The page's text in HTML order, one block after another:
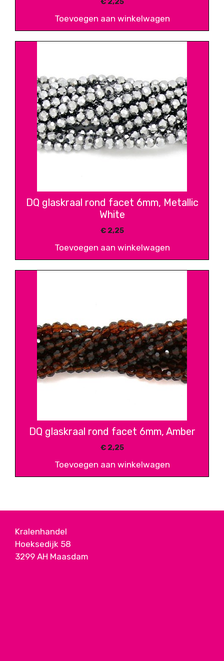
Toevoegen aan winkelwagen
DQ glaskraal rond facet 6mm, Metallic
White
€2,25
Toevoegen aan winkelwagen
DQ glaskraal rond facet 6mm, Amber
€2,25
Toevoegen aan winkelwagen
Kralenhandel
Hoeksedijk 58
3299 AH Maasdam